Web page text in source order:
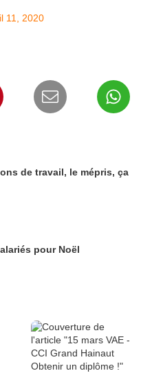
11, 2020
de travail, le mépris, ça
pour Noël